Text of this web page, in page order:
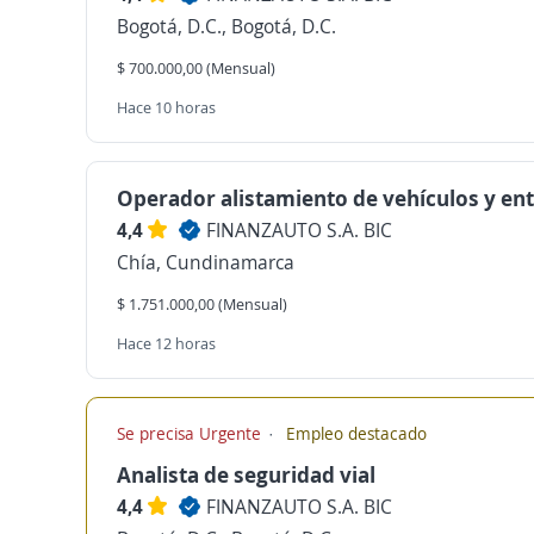
Bogotá, D.C., Bogotá, D.C.
$ 700.000,00 (Mensual)
Hace 10 horas
Operador alistamiento de vehículos y
4,4
FINANZAUTO S.A. BIC
Chía, Cundinamarca
$ 1.751.000,00 (Mensual)
Hace 12 horas
Se precisa Urgente Empleo destacado
Analista de seguridad vial
4,4
FINANZAUTO S.A. BIC